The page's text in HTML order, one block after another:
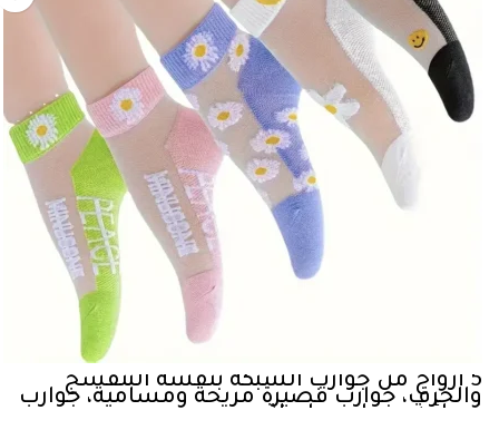
5 أزواج من جوارب الشبكة بنقشة البنفسج
والحرف، جوارب قصيرة مريحة ومسامية، جوارب
نسائية وجوارب طويلة